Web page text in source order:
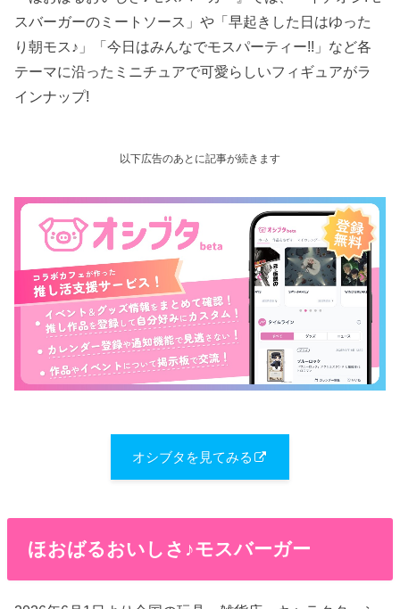
スバーガーのミートソース」や「早起きした日はゆった
り朝モス♪」「今日はみんなでモスパーティー!!」など各
テーマに沿ったミニチュアで可愛らしいフィギュアがラ
インナップ!
以下広告のあとに記事が続きます
オシブタを見てみる
ほおばるおいしさ♪モスバーガー